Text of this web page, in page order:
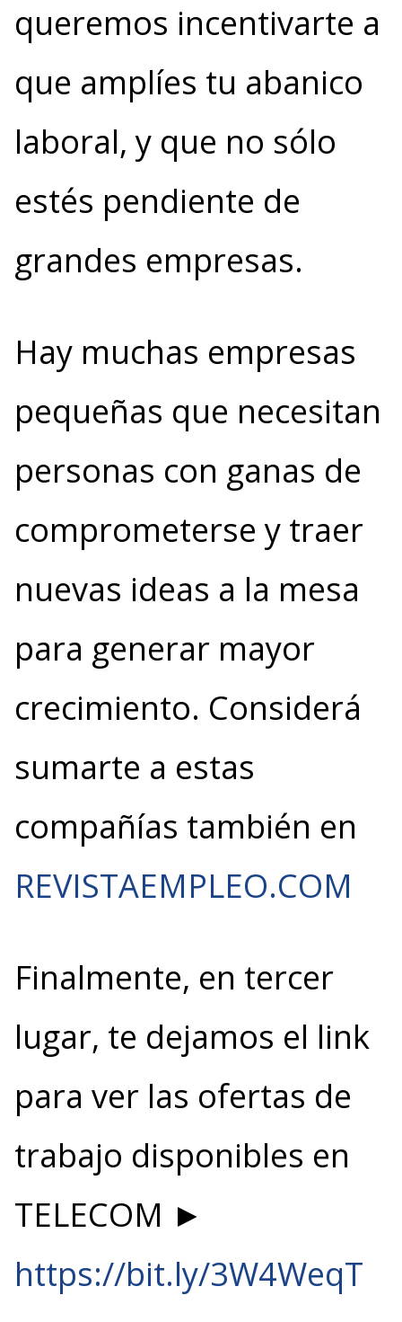
queremos incentivarte a
que amplíes tu abanico
laboral, y que no sólo
estés pendiente de
grandes empresas.
Hay muchas empresas
pequeñas que necesitan
personas con ganas de
comprometerse y traer
nuevas ideas a la mesa
para generar mayor
crecimiento. Considerá
sumarte a estas
compañías también en
REVISTAEMPLEO.COM
Finalmente, en tercer
lugar, te dejamos el link
para ver las ofertas de
trabajo disponibles en
TELECOM ►
https://bit.ly/3W4WeqT